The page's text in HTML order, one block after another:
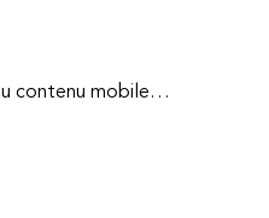
contenu mobile…